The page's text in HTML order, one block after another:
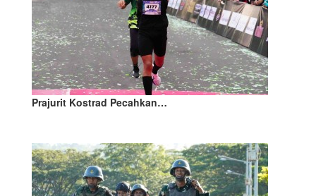
Prajurit Kostrad Pecahkan…